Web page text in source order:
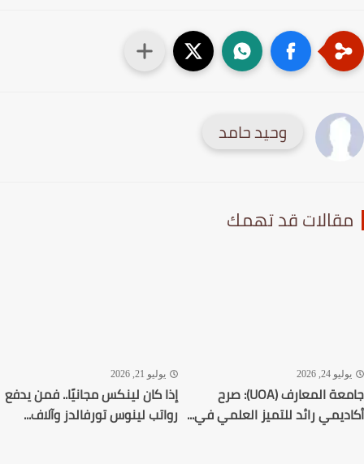
وحيد حامد
قد تهمك
24, 2026
جامعة المعارف (UOA): صرح
رائد للتميز العلمي في...
يوليو 21, 2026
إذا كان لينكس مجانيًا.. فمن يدفع
رواتب لينوس تورفالدز وآلاف...